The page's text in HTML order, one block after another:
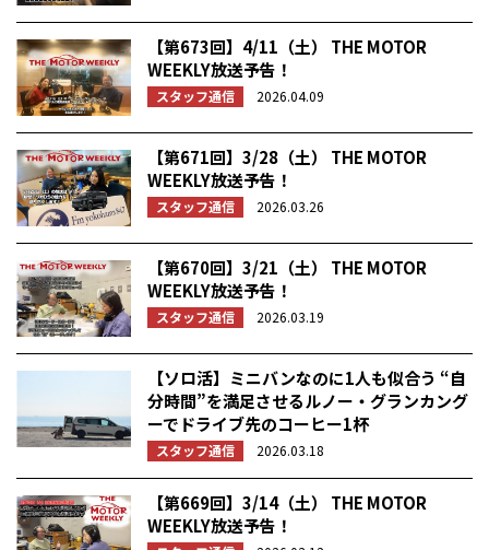
【第673回】4/11（土） THE MOTOR
WEEKLY放送予告！
スタッフ通信 2026.04.09
【第671回】3/28（土） THE MOTOR
WEEKLY放送予告！
スタッフ通信 2026.03.26
【第670回】3/21（土） THE MOTOR
WEEKLY放送予告！
スタッフ通信 2026.03.19
【ソロ活】ミニバンなのに1人も似合う “自
分時間”を満足させるルノー・グランカング
ーでドライブ先のコーヒー1杯
スタッフ通信 2026.03.18
【第669回】3/14（土） THE MOTOR
WEEKLY放送予告！